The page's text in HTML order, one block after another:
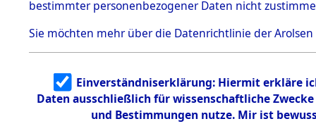
zu
Todesmärsch
en
5.3.2
Identifizierun
g
5.3.3
Todesmärsch
Checking")
bestimmter personenbezogener Daten nicht
Sie möchten mehr über die Datenrichtlinie der Arolsen
Einverständniserklärung: Hiermit erkläre
Daten ausschließlich für wissenschaftliche
und Bestimmungen nutze. Mir ist